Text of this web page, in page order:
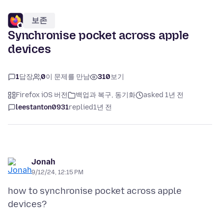
보존
Synchronise pocket across apple
devices
1답장 0이 문제를 만남 310보기
Firefox iOS 버전 백업과 복구, 동기화
asked 1년 전
leestanton0931replied1년 전
Jonah
9/12/24, 12:15 PM
how to synchronise pocket across apple